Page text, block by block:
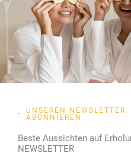
UNSEREN NEWSLETTER
ABONNIEREN
Beste Aussichten auf
NEWSLETTER